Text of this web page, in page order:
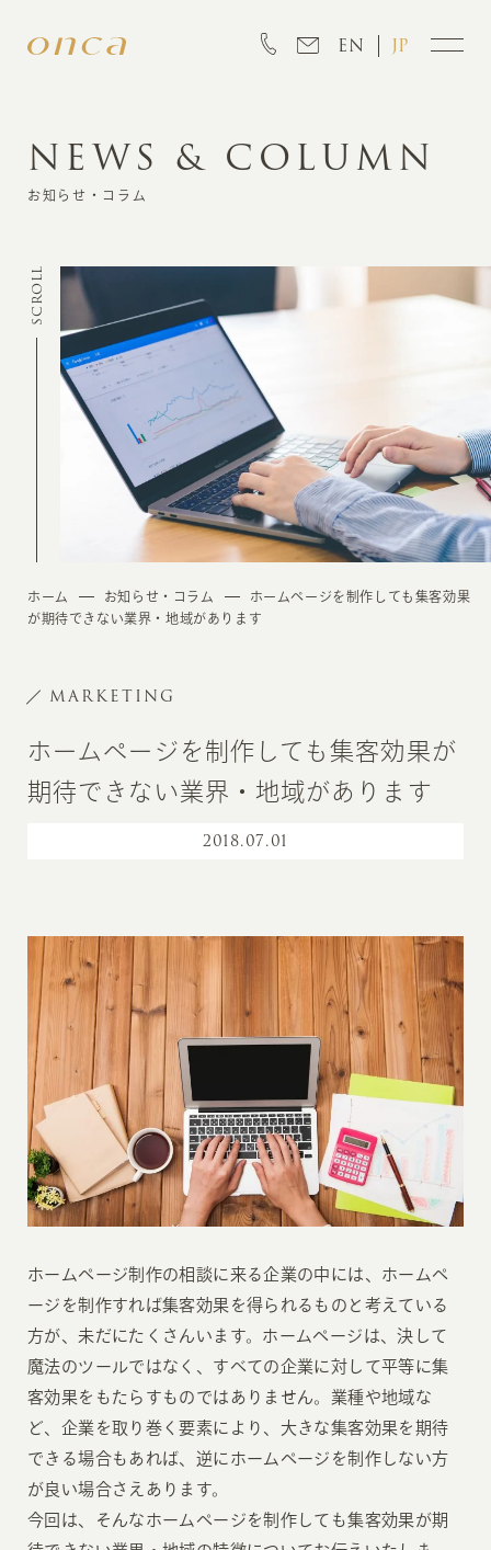
EN JP
INFORMATION
CREATION
MARKETING
NEWS & COLUMN
お知らせ・コラム
SCROLL
ホーム お知らせ・コラム
ホームページを制作しても集客効果
が期待できない業界・地域があります
MARKETING
ホームページを制作しても集客効果が
期待できない業界・地域があります
2018.07.01
ホームページ制作の相談に来る企業の中には、ホームペ
ージを制作すれば集客効果を得られるものと考えている
方が、未だにたくさんいます。ホームページは、決して
魔法のツールではなく、すべての企業に対して平等に集
客効果をもたらすものではありません。業種や地域な
ど、企業を取り巻く要素により、大きな集客効果を期待
できる場合もあれば、逆にホームページを制作しない方
が良い場合さえあります。
今回は、そんなホームページを制作しても集客効果が期